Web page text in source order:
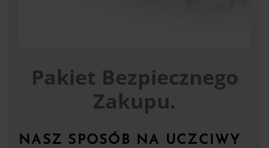
Pakiet Bezpiecznego
Zakupu.
NASZ SPOSÓB NA UCZCIWY